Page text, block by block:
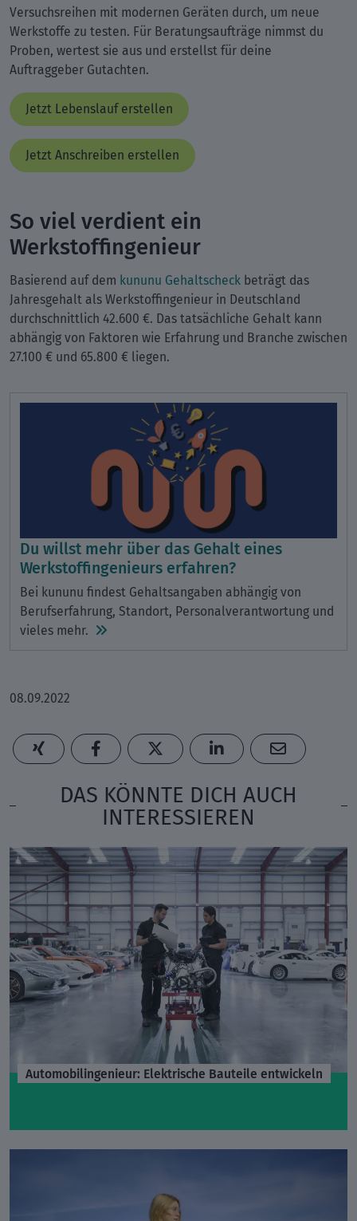
Versuchsreihen mit modernen Geräten durch, um neue
Werkstoffe zu testen. Für Beratungsaufträge nimmst du
Proben, wertest sie aus und erstellst für deine
Auftraggeber Gutachten.
Jetzt Lebenslauf erstellen
Jetzt Anschreiben erstellen
So viel verdient ein
Werkstoffingenieur
Basierend auf dem kununu Gehaltscheck beträgt das
Jahresgehalt als Werkstoffingenieur in Deutschland
durchschnittlich 42.600 €. Das tatsächliche Gehalt kann
abhängig von Faktoren wie Erfahrung und Branche zwischen
27.100 € und 65.800 € liegen.
Du willst mehr über das Gehalt eines
Werkstoffingenieurs erfahren?
Bei kununu findest Gehaltsangaben abhängig von
Berufserfahrung, Standort, Personalverantwortung und
vieles mehr.
08.09.2022
DAS KÖNNTE DICH AUCH
INTERESSIEREN
Automobilingenieur: Elektrische Bauteile entwickeln